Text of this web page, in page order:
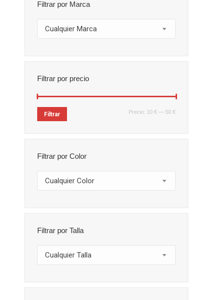
Filtrar por Marca
Cualquier Marca
Filtrar por precio
Precio
Precio
Filtrar Precio: 10 € — 50 €
Filtrar por Color
Cualquier Color
Filtrar por Talla
Cualquier Talla